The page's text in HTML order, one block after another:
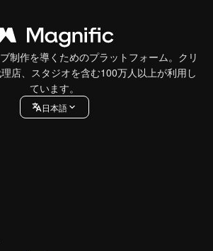
制作を導くためのプラットフォーム。クリ
店、スタジオを含む100万人以上が利用し
ています。
日本語